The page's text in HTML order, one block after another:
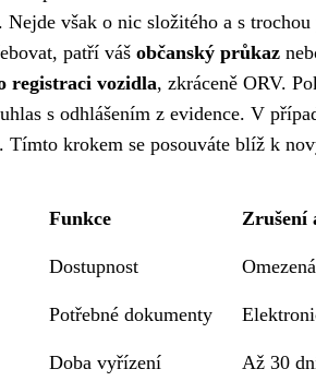
Nejde však o nic složitého a s
patří váš občanský průkaz
registraci vozidla, zkráceně ORV.
s odhlášením z evidence. V
Tímto krokem se posouváte blíž k
Funkce Zrušení
Dostupnost
Potřebné dokumenty
Doba vyřízení Až 30